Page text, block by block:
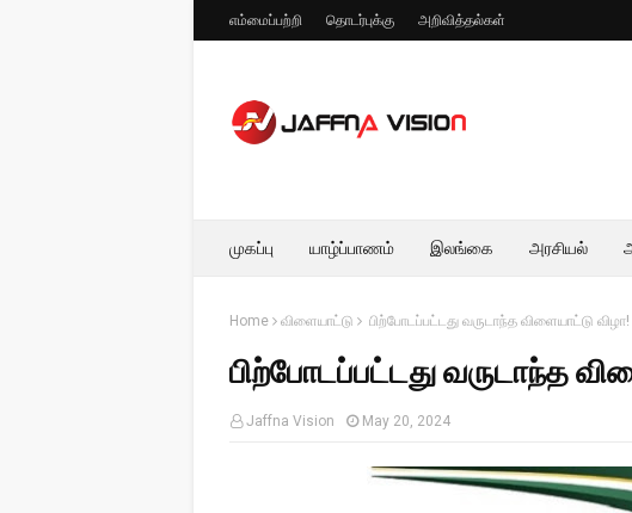
எம்மைப்பற்றி தொடர்புக்கு அறிவித்தல்கள்
முகப்பு யாழ்ப்பாணம் இலங்கை அரசியல்
Home விளையாட்டு பிற்போடப்பட்டது வருடாந்த விளையாட்டு விழா!
பிற்போடப்பட்டது வருடாந்த
Jaffna Vision May 20, 2024